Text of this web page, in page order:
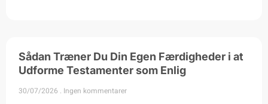
Sådan Træner Du Din Egen Færdigheder i at
Udforme Testamenter som Enlig
30/07/2026 Ingen kommentarer